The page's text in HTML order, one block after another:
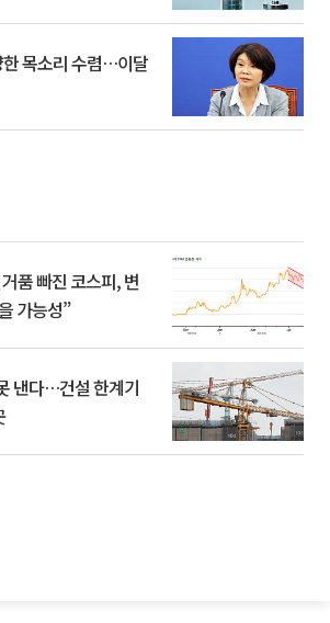
목소리 수렴…이달
품 빠진 코스피, 변
가능성”
낸다…건설 한계기